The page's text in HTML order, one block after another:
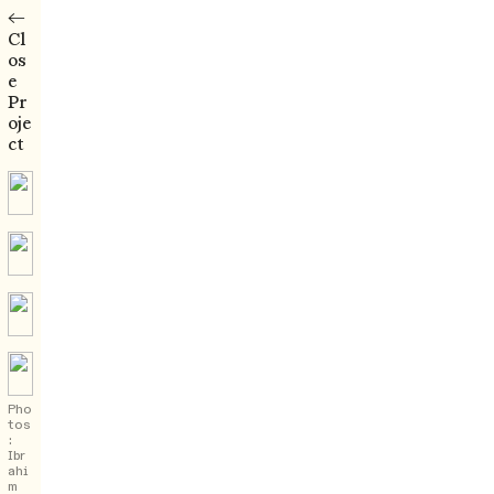
←
Cl
os
e
Pr
oje
ct
Pho
tos
:
Ibr
ahi
m